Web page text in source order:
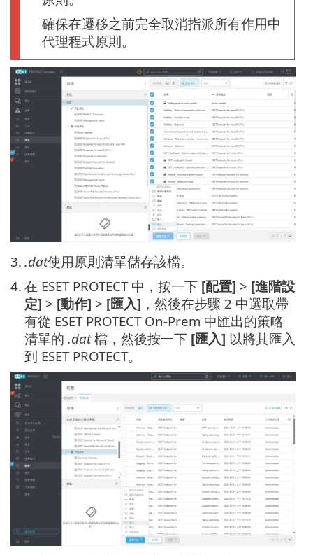
確保在遷移之前完全取消指派所有作用中
代理程式原則。
3. .dat使用原則清單儲存該檔。
4. 在 ESET PROTECT 中，按一下 [配置] > [進階設
定] > [動作] > [匯入] ，然後在步驟 2 中選取帶
有從 ESET PROTECT On-Prem 中匯出的策略
清單的 .dat檔，然後按一下 [匯入] 以將其匯入
到 ESET PROTECT。